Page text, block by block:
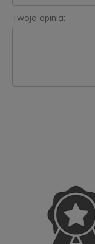
Twoja opinia: